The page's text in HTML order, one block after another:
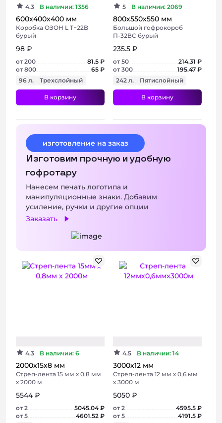
4.3 В наличии: 1356
600х400х400 мм
Коробка ОЗОН L Т−22B
бурый
98 ₽
от 200
81.5 ₽
от 800
65 ₽
96 л.
Трехслойный
В корзину
5 В наличии: 2069
800х550х550 мм
Большой гофрокороб
П-32ВС бурый
235.5 ₽
от 50
214.31 ₽
от 300
195.47 ₽
242 л.
Пятислойный
В корзину
изготовление на заказ
Изготовим прочную и удобную
гофротару
Нанесем печать логотипа и
манипуляционные знаки. Добавим
усиление, ручки и другие опции
Заказать
4.3 В наличии: 6
2000х15х8 мм
Стреп-лента 15 мм х 0,8 мм
х 2000 м
5544 ₽
от 2
5045.04 ₽
от 5
4601.52 ₽
4.5 В наличии: 14
3000х12 мм
Стреп-лента 12 мм х 0,6 мм
х 3000 м
5050 ₽
от 2
4595.5 ₽
от 5
4191.5 ₽